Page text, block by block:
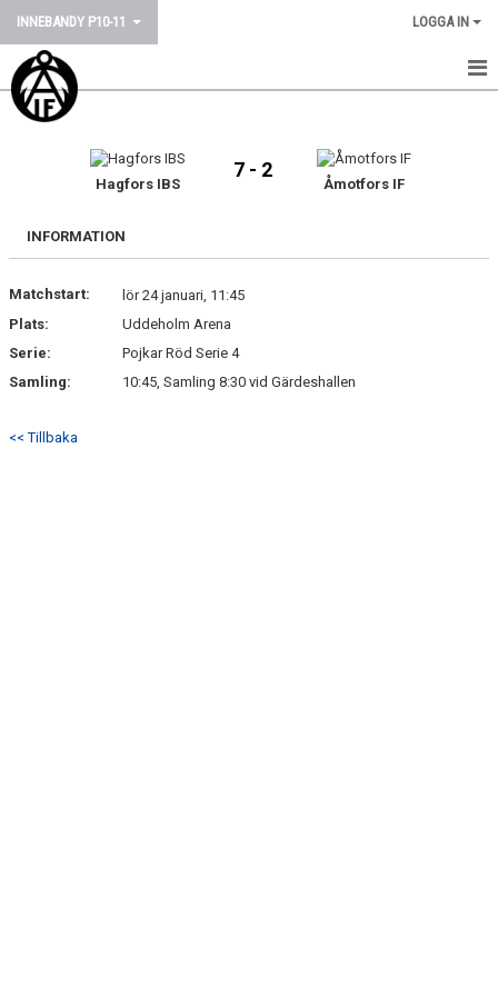
INNEBANDY P10-11 LOGGA IN
HEM
MATCHER
TRUPPEN
BILDGALLERI
KONTAKT
Hagfors IBS
7 - 2
Åmotfors IF
INFORMATION
Matchstart:
lör 24 januari, 11:45
Plats:
Uddeholm Arena
Serie:
Pojkar Röd Serie 4
Samling:
10:45, Samling 8:30 vid Gärdeshallen
<< Tillbaka